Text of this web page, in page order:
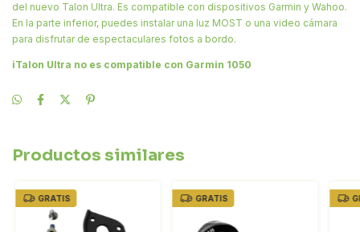
del nuevo Talon Ultra. Es compatible con dispositivos Garmin y Wahoo.
En la parte inferior, puedes instalar una luz MOST o una video cámara
para disfrutar de espectaculares fotos a bordo.
iTalon Ultra no es compatible con Garmin 1050
Productos similares
GRATIS GRATIS